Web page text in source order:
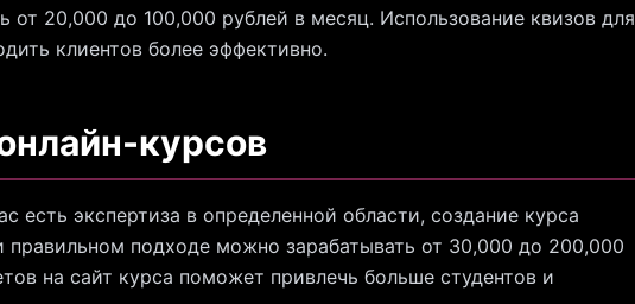
20,000 до 100,000 рублей в месяц. Использование квизов для
клиентов более эффективно.
курсов
есть экспертиза в определенной области, создание курса
подходе можно зарабатывать от 30,000 до 200,000
на сайт курса поможет привлечь больше студентов и